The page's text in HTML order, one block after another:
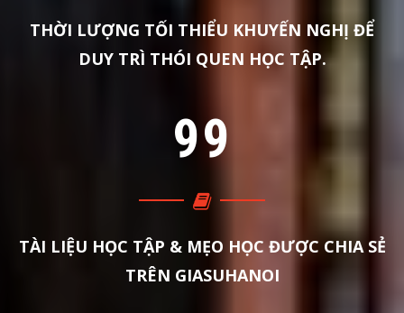
THỜI LƯỢNG TỐI THIỂU KHUYẾN NGHỊ ĐỂ
DUY TRÌ THÓI QUEN HỌC TẬP.
99
TÀI LIỆU HỌC TẬP & MẸO HỌC ĐƯỢC CHIA SẺ
TRÊN GIASUHANOI